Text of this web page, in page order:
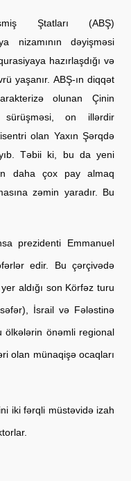
Ştatları (ABŞ)
nizamının dəyişməsi
hazırlaşdığı və
yaşanır. ABŞ-ın diqqət
olunan Çinin
on illərdir
olan Yaxın Şərqdə
Təbii ki, bu da yeni
daha çox pay almaq
zəmin yaradır. Bu
prezidenti Emmanuel
edir. Bu çərçivədə
aldığı son Körfəz turu
İsrail və Fələstinə
ölkələrin önəmli regional
olan münaqişə ocaqları
iki fərqli müstəvidə izah